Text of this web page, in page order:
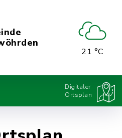
21 °C
Digitaler
Ortsplan